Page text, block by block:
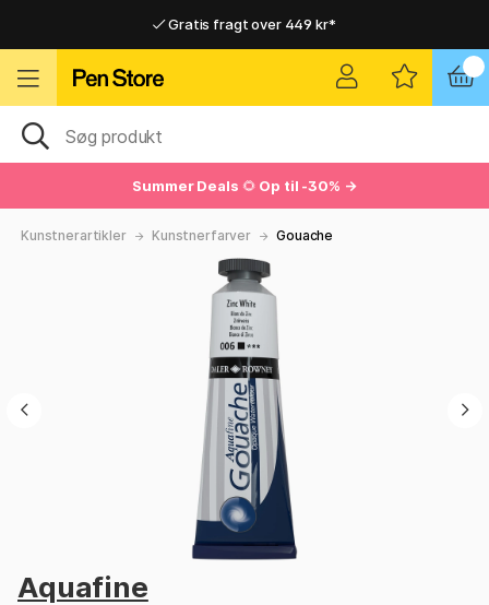
Gratis fragt over 449 kr*
Hurtigt til dør eller pakkeshop
Hurtigt til dør eller pakkeshop
Summer Deals 🌻 Op til -30% →
Kunstnerartikler Kunstnerfarver Gouache
Aquafine